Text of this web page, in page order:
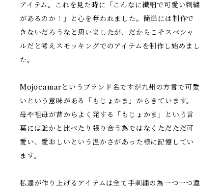
アイテム。これを見た時に「こんなに繊細で可愛い刺繍
があるのか！」と心を奪われました。簡単には制作で
きないだろうなと思いましたが、だからこそスペシャ
ルだと考えスモッキングでのアイテムを制作し始めまし
た。
Mojocamarというブランド名ですが九州の方言で可愛
いという意味がある「もじょかま」からきています。
母や祖母が昔からよく発する「もじょかま」という言
葉には誰かと比べたり張り合う為ではなくただただ可
愛い、愛おしいという温かさがあった様に記憶してい
ます。
私達が作り上げるアイテムは全て手刺繍の為一つ一つ違